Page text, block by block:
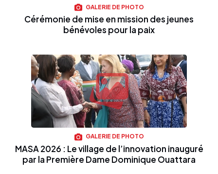
GALERIE DE PHOTO
Cérémonie de mise en mission des jeunes
bénévoles pour la paix
GALERIE DE PHOTO
MASA 2026 : Le village de l’innovation inauguré
par la Première Dame Dominique Ouattara